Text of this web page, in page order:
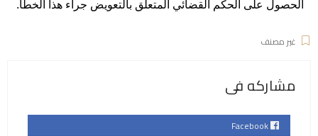
الحصول على الحكم القضائي المتعلق بالتعويض جراء هذا الخطا.
غير مصنف
مشاركه فى